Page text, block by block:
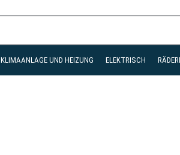
KLIMAANLAGE UND HEIZUNG ELEKTRISCH